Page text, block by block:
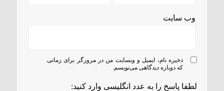
وب‌ سایت
ذخیره نام، ایمیل و وبسایت من در مرورگر برای زمانی
که دوباره دیدگاهی می‌نویسم.
لطفا پاسخ را به عدد انگلیسی وارد کنید: